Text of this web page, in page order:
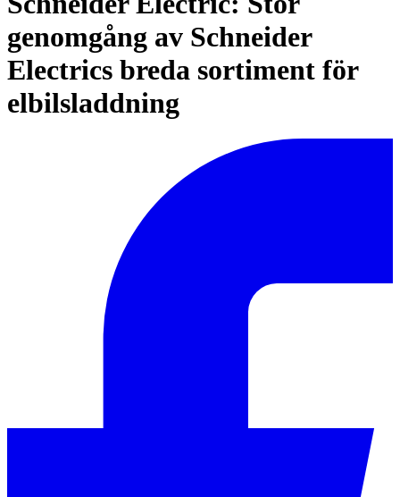
genomgång av Schneider
Electrics breda sortiment för
elbilsladdning